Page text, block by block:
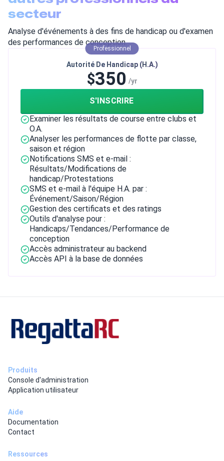
secteur
Analyse d'événements à des fins de handicap ou d'examen
des performances de conception.
Professionnel
Autorité De Handicap (H.A.)
$350 /yr
S'INSCRIRE
Examiner les résultats de course entre clubs et
O.A.
Analyser les performances de flotte par classe,
saison et région
Notifications SMS et e-mail :
Résultats/Modifications de
handicap/Protestations
SMS et e-mail à l'équipe H.A. par :
Événement/Saison/Région
Gestion des certificats et des ratings
Outils d'analyse pour :
Handicaps/Tendances/Performance de
conception
Accès administrateur au backend
Accès API à la base de données
Produits
Console d'administration
Application utilisateur
Aide
Documentation
Contact
Ressources